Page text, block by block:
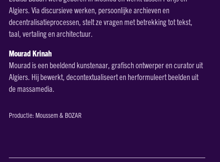
Algiers. Via discursieve werken, persoonlijke archieven en
decentralisatieprocessen, stelt ze vragen met betrekking tot tekst,
taal, vertaling en architectuur.
Mourad Krinah
Mourad is een beeldend kunstenaar, grafisch ontwerper en curator uit
Algiers. Hij bewerkt, decontextualiseert en herformuleert beelden uit
de massamedia.
Productie: Moussem & BOZAR